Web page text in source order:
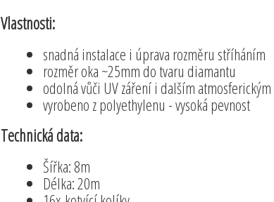
Vlastnosti:
snadná instalace i úprava rozměru stříháním
rozměr oka ~25mm do tvaru diamantu
odolná vůči UV záření i dalším
vyrobeno z polyethylenu - vysoká pevnost
Technická data:
Šířka: 8m
Délka: 20m